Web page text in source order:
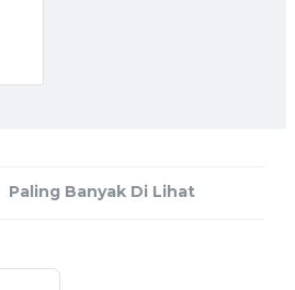
Paling Banyak Di Lihat